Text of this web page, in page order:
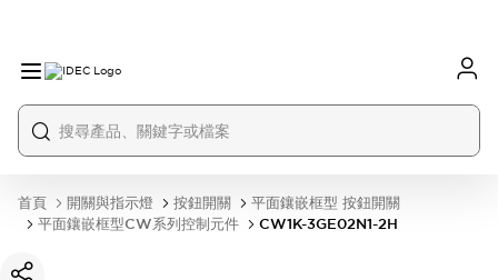
首頁 開關與指示燈 按鈕開關
平面鑲嵌框型 按鈕開關
平面鑲嵌框型CW系列控制元件
CW1K-3GE02N1-2H